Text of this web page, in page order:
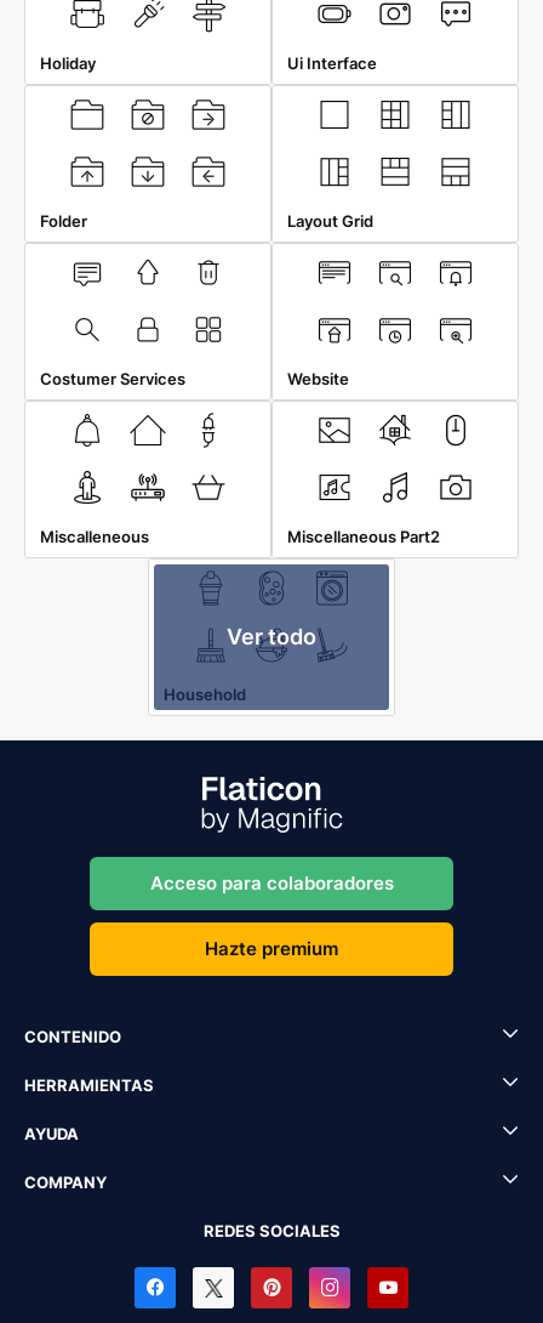
Holiday Ui Interface
Folder Layout Grid
Costumer Services Website
Miscalleneous Miscellaneous Part2
Ver todo
Household
Acceso para colaboradores
Hazte premium
CONTENIDO
HERRAMIENTAS
AYUDA
COMPANY
REDES SOCIALES